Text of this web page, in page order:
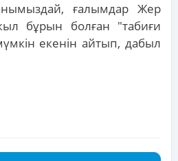
ғалымдар Жер
бұрын болған "табиғи
екенін айтып, дабыл